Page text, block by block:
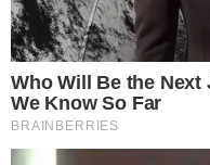
estrutura,
aos
turismo e
local, gerando